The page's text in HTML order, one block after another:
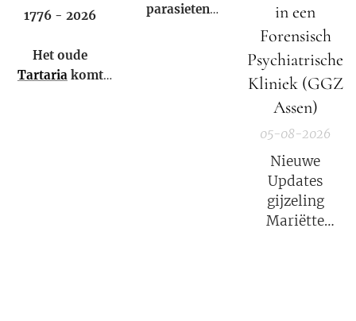
1776 - 2026
Het oude
Tartariakomt
parasieten
in een
Forensisch
Psychiatrische
Kliniek (GGZ
Assen)
05-08-2026
Nieuwe
Updates
gijzeling
Mariëtte